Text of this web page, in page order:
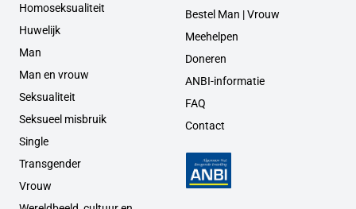
Homoseksualiteit
Huwelijk
Man
Man en vrouw
Seksualiteit
Seksueel misbruik
Single
Transgender
Vrouw
Bestel Man | Vrouw
Meehelpen
Doneren
ANBI-informatie
FAQ
Contact